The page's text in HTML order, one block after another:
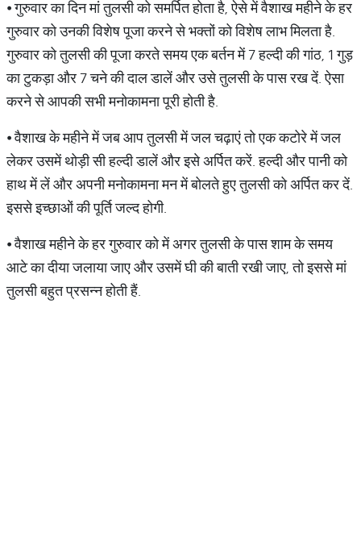
⦁ गुरुवार का दिन मां तुलसी को समर्पित होता है, ऐसे में वैशाख महीने के हर
गुरुवार को उनकी विशेष पूजा करने से भक्तों को विशेष लाभ मिलता है.
गुरुवार को तुलसी की पूजा करते समय एक बर्तन में 7 हल्दी की गांठ, 1 गुड़
का टुकड़ा और 7 चने की दाल डालें और उसे तुलसी के पास रख दें. ऐसा
करने से आपकी सभी मनोकामना पूरी होती है.
⦁ वैशाख के महीने में जब आप तुलसी में जल चढ़ाएं तो एक कटोरे में जल
लेकर उसमें थोड़ी सी हल्दी डालें और इसे अर्पित करें. हल्दी और पानी को
हाथ में लें और अपनी मनोकामना मन में बोलते हुए तुलसी को अर्पित कर दें.
इससे इच्छाओं की पूर्ति जल्द होगी.
⦁ वैशाख महीने के हर गुरुवार को में अगर तुलसी के पास शाम के समय
आटे का दीया जलाया जाए और उसमें घी की बाती रखी जाए, तो इससे मां
तुलसी बहुत प्रसन्न होती हैं.